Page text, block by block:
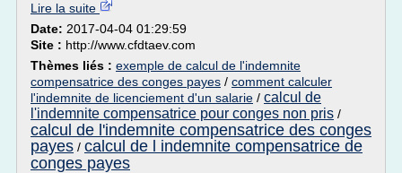
Lire la suite
Date: 2017-04-04 01:29:59
Site : http://www.cfdtaev.com
Thèmes liés : exemple de calcul de l'indemnite
compensatrice des conges payes / comment calculer
l'indemnite de licenciement d'un salarie / calcul de
l'indemnite compensatrice pour conges non pris /
calcul de l'indemnite compensatrice des conges
payes / calcul de l indemnite compensatrice de
conges payes